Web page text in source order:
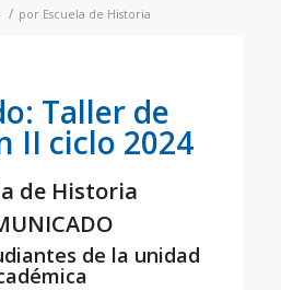
/ por Escuela de Historia
Taller de
II ciclo 2024
de Historia
de la unidad